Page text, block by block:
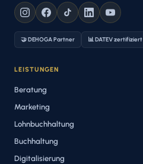
🤝 DEHOGA Partner 📊 DATEV zertifiziert
LEISTUNGEN
Beratung
Marketing
Lohnbuchhaltung
Buchhaltung
Digitalisierung